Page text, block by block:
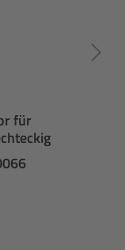
für